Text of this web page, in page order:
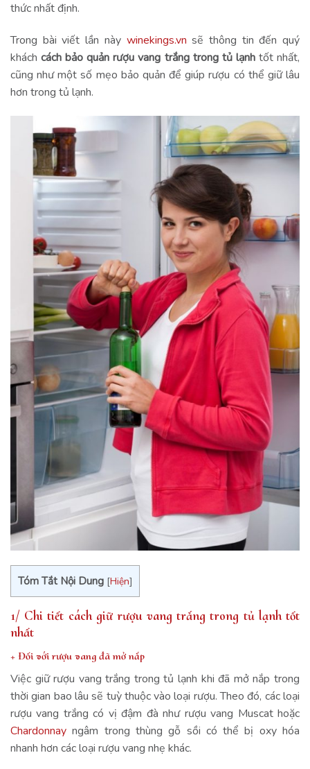
thức nhất định.
Trong bài viết lần này winekings.vn sẽ thông tin đến quý
kháchcách bảo quản rượu vang trắng trong tủ lạnhtốt nhất,
cũng như một số mẹo bảo quản để giúp rượu có thể giữ lâu
hơn trong tủ lạnh.
Tóm Tắt Nội Dung [Hiện]
1/ Chi tiết cách giữ rượu vang trắng trong tủ lạnh tốt
nhất
+ Đối với rượu vang đã mở nắp
Việc giữ rượu vang trắng trong tủ lạnh khi đã mở nắp trong
thời gian bao lâu sẽ tuỳ thuộc vào loại rượu. Theo đó, các loại
rượu vang trắng có vị đậm đà như rượu vang Muscat hoặc
Chardonnay ngâm trong thùng gỗ sồi có thể bị oxy hóa
nhanh hơn các loại rượu vang nhẹ khác.